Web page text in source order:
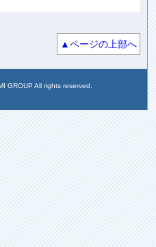
▲ページの上部へ
GROUP All rights reserved.